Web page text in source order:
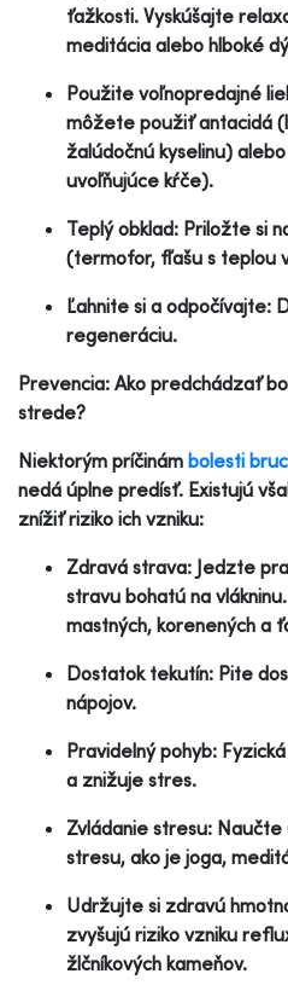
ťažkosti. Vyskúšajte
meditácia alebo hlboké
Použite voľnopredajné
môžete použiť antacidá
žalúdočnú kyselinu)
uvoľňujúce kŕče).
Teplý obklad: Priložte si
(termofor, fľašu s teplou
Ľahnite si a odpočívajte:
regeneráciu.
Prevencia: Ako predchádzať
strede?
Niektorým príčinám bolesti
nedá úplne predísť. Existujú
znížiť riziko ich vzniku:
Zdravá strava: Jedzte
stravu bohatú na
mastných, korenených a
Dostatok tekutín: Pite
nápojov.
Pravidelný pohyb:
a znižuje stres.
Zvládanie stresu:
stresu, ako je joga,
Udržujte si zdravú
zvyšujú riziko vzniku
žlčníkových kameňov.